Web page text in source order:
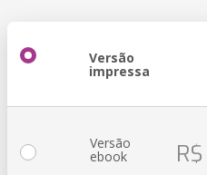
Versão
impressa
Versão
ebook